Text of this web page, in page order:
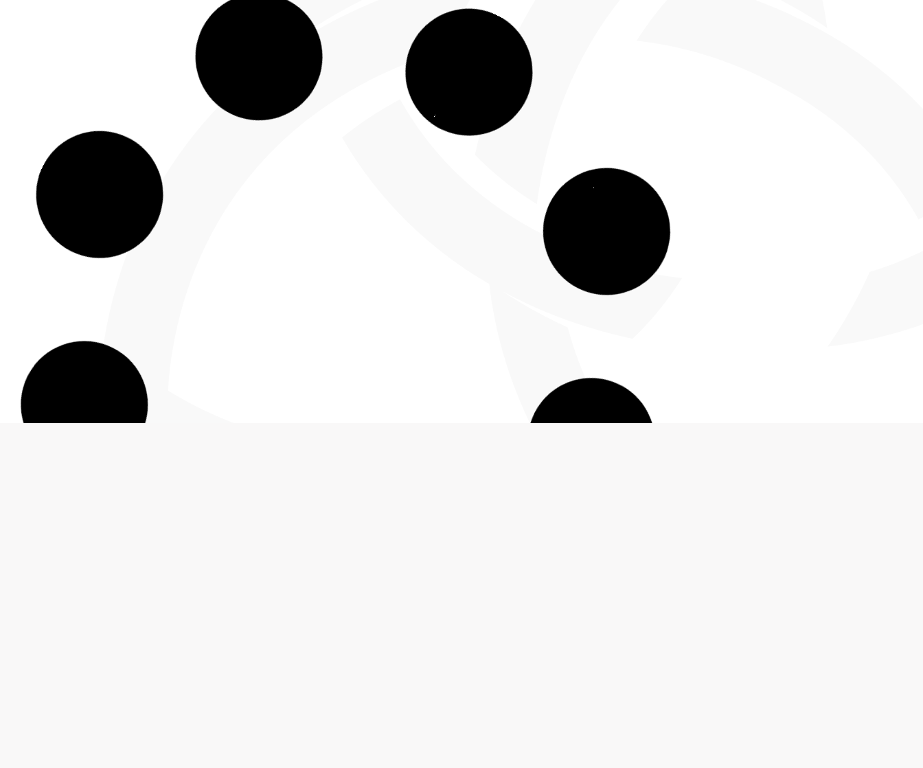
Recuperar la soberanía energética,
gubernamental
Improvisada y populista bomba
7 de noviembre de 2025
Camilo Sánchez Ortega, presidente de
Andesco y del CGN Tomado de
Portafolio Hoy el Gobierno enfrenta la
peor crisis
Riesgo sectorial por marcos
tarifarios populistas
22 de octubre de 2025
Camilo Sánchez, presidente Andesco y
del CGN Tomado de Portafolio La
Comisión de Regulación de Agua
Potable y Saneamiento
Polarizar, un acto de cobardía
10 de octubre de 2025
Camilo Sánchez, presidente Andesco y
CGN Tomado de Portafolio Es increíble
La institucionalidad dice presente
12 de septiembre de 2025
Camilo Sánchez, presidente de
Andesco y el CGN Tomado de
Portafolio Muchos eventos han
sucedido en estas dos semanas.
Sin miedo y con toda contra el
terrorismo
27 de agosto de 2025
Camilo Sánchez, presidente de
Andesco y del CGN Tomado de
Portafolio Ese es el clamor nacional,
Camilo Sánchez, presidente Andesco y
del CGN Tomado de Portafolio Nunca
habíamos visto que una decisión tan